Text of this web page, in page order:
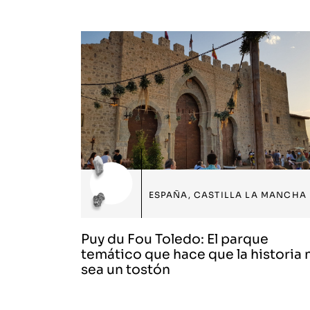
ESPAÑA , CASTILLA LA MANCHA
Puy du Fou Toledo: El parque
temático que hace que la historia
sea un tostón